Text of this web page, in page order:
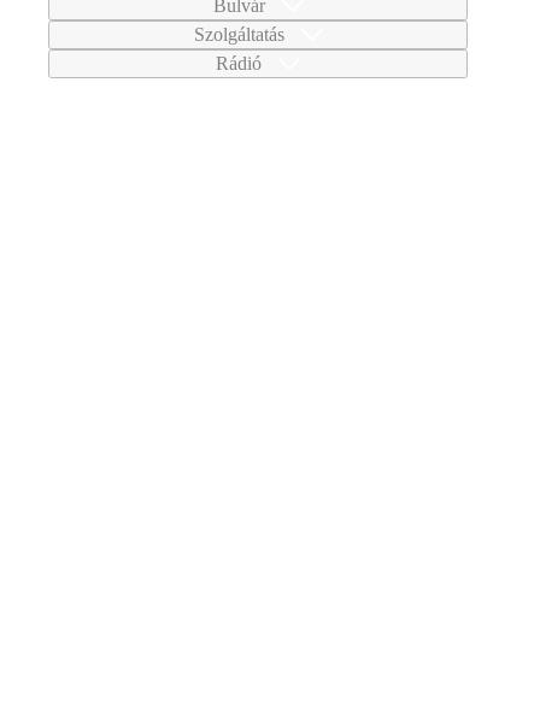
Bulvár
Szolgáltatás
Rádió